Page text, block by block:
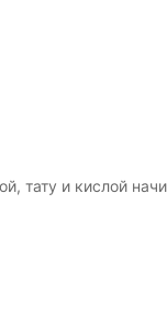
тату и кислой